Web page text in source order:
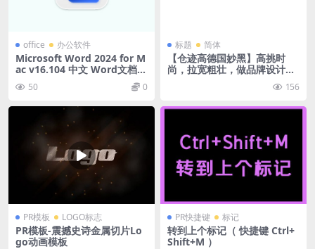
office 办公软件
Microsoft Word 2024 for M
ac v16.104 中文 Word文档软
件 50 0
标题 简体
【仓迹高德国妙黑】高挑时
尚，拉宽粗壮，做品牌设计必
156
PR模板 LOGO标志
PR模板-震撼史诗金属切片Lo
go动画模板
PR快捷键 标记
转到上个标记（ 快捷键 Ctrl+
Shift+M ）